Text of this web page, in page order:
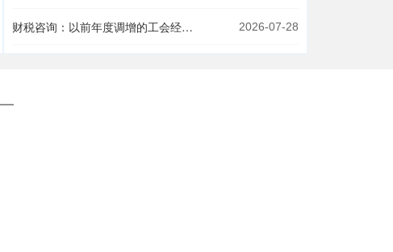
财税咨询：以前年度调增的工会经费，本年实际发生额大于计提额且税收金额更大，是否可以调减？ 2026-07-28